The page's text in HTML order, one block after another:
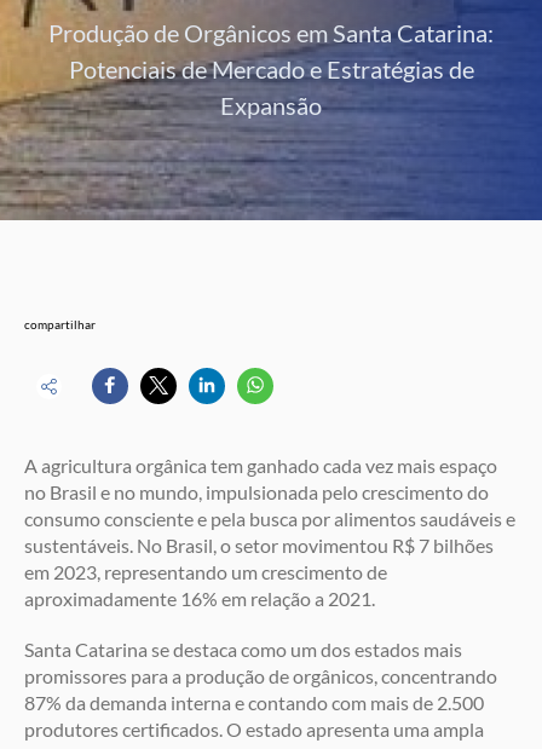
Produção de Orgânicos em Santa Catarina:
Potenciais de Mercado e Estratégias de
Expansão
compartilhar
A agricultura orgânica tem ganhado cada vez mais espaço
no Brasil e no mundo, impulsionada pelo crescimento do
consumo consciente e pela busca por alimentos saudáveis e
sustentáveis. No Brasil, o setor movimentou R$ 7 bilhões
em 2023, representando um crescimento de
aproximadamente 16% em relação a 2021.
Santa Catarina se destaca como um dos estados mais
promissores para a produção de orgânicos, concentrando
87% da demanda interna e contando com mais de 2.500
produtores certificados. O estado apresenta uma ampla